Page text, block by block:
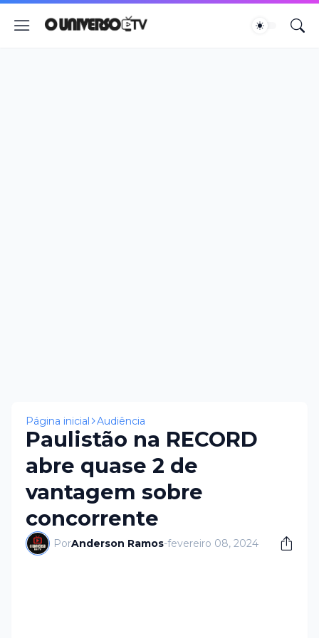
Página inicial Audiência
Paulistão na RECORD
abre quase 2 de
vantagem sobre
concorrente
PorAnderson Ramos-fevereiro 08, 2024